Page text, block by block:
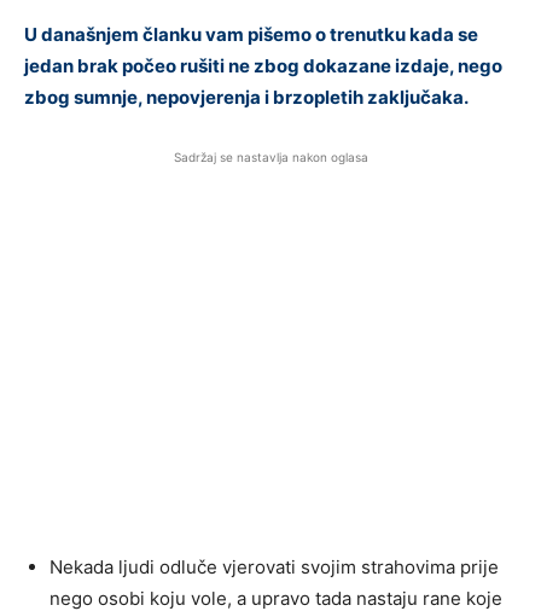
U današnjem članku vam pišemo o trenutku kada se
jedan brak počeo rušiti ne zbog dokazane izdaje, nego
zbog sumnje, nepovjerenja i brzopletih zaključaka.
Sadržaj se nastavlja nakon oglasa
Nekada ljudi odluče vjerovati svojim strahovima prije
nego osobi koju vole, a upravo tada nastaju rane koje